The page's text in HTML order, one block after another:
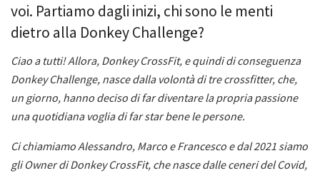
voi. Partiamo dagli inizi, chi sono le menti
dietro alla Donkey Challenge?
Ciao a tutti! Allora, Donkey CrossFit, e quindi di conseguenza
Donkey Challenge, nasce dalla volontà di tre crossfitter, che,
un giorno, hanno deciso di far diventare la propria passione
una quotidiana voglia di far star bene le persone.
Ci chiamiamo Alessandro, Marco e Francesco e dal 2021 siamo
gli Owner di Donkey CrossFit, che nasce dalle ceneri del Covid,